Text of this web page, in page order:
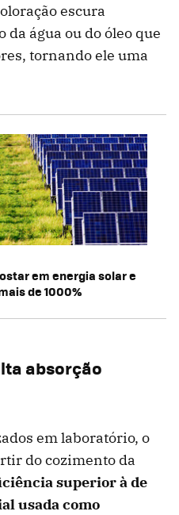
escura
água ou do óleo que
tornando ele uma
em energia solar e
de 1000%
absorção
em laboratório, o
do cozimento da
superior à de
usada como